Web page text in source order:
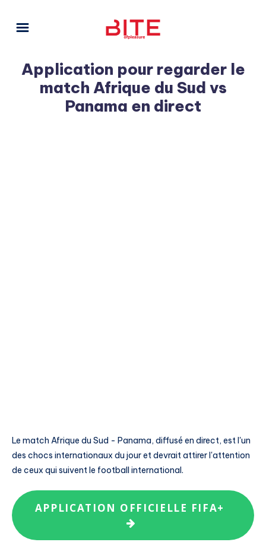
Application pour regarder le
match Afrique du Sud vs
Panama en direct
Le match Afrique du Sud - Panama, diffusé en direct, est l'un
des chocs internationaux du jour et devrait attirer l'attention
de ceux qui suivent le football international.
APPLICATION OFFICIELLE FIFA+